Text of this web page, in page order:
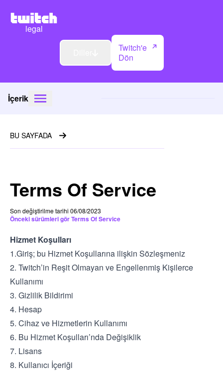
legal
Twitch'e
Dön
İçerik
Terms Of Service
Son değiştirilme tarihi 06/08/2023
Önceki sürümleri gör Terms Of Service
Hizmet Koşulları
1.Giriş; bu Hizmet Koşullarına ilişkin Sözleşmeniz
2. Twitch’in Reşit Olmayan ve Engellenmiş Kişilerce
Kullanımı
3. Gizlilik Bildirimi
4. Hesap
5. Cihaz ve Hizmetlerin Kullanımı
6. Bu Hizmet Koşulları’nda Değişiklik
7. Lisans
8. Kullanıcı İçeriği
BU SAYFADA